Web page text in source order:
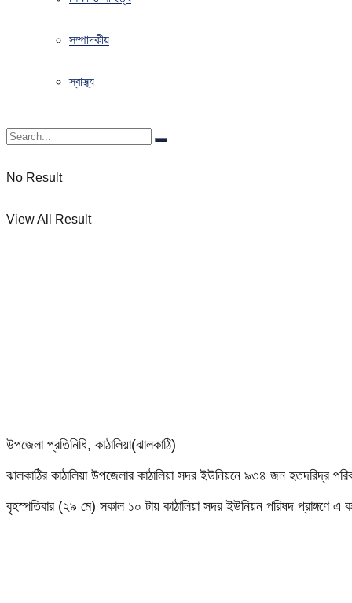
সম্পাদকীয়
স্বাস্থ্য
No Result
View All Result
উপজেলা প্রতিনিধি, কাঠালিয়া(ঝালকাঠি)
ঝালকাঠির কাঠালিয়া উপজেলার কাঠালিয়া সদর ইউনিয়নে ৯৩৪ জন
বৃহস্পতিবার (২৯ মে) সকাল ১০ টায় কাঠালিয়া সদর ইউনিয়ন পরিষদ প্রাঙ্গণে